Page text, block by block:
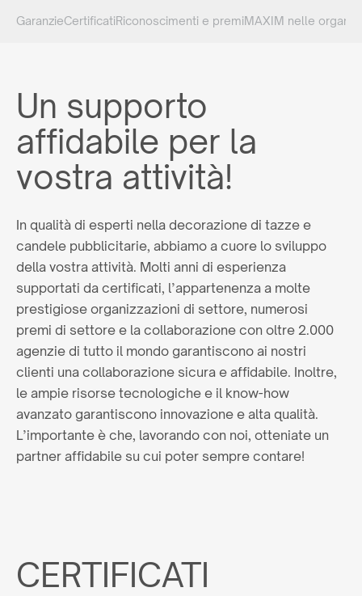
GaranzieCertificatiRiconoscimenti e premiMAXIM nelle
Un supporto
affidabile per la
vostra attività!
In qualità di esperti nella decorazione di tazze e
candele pubblicitarie, abbiamo a cuore lo sviluppo
della vostra attività. Molti anni di esperienza
supportati da certificati, l’appartenenza a molte
prestigiose organizzazioni di settore, numerosi
premi di settore e la collaborazione con oltre 2.000
agenzie di tutto il mondo garantiscono ai nostri
clienti una collaborazione sicura e affidabile. Inoltre,
le ampie risorse tecnologiche e il know-how
avanzato garantiscono innovazione e alta qualità.
L’importante è che, lavorando con noi, otteniate un
partner affidabile su cui poter sempre contare!
CERTIFICATI